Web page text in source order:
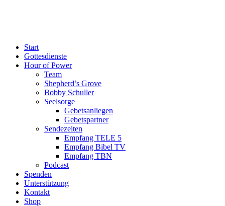
Start
Gottesdienste
Hour of Power
Team
Shepherd’s Grove
Bobby Schuller
Seelsorge
Gebetsanliegen
Gebetspartner
Sendezeiten
Empfang TELE 5
Empfang Bibel TV
Empfang TBN
Podcast
Spenden
Unterstützung
Kontakt
Shop